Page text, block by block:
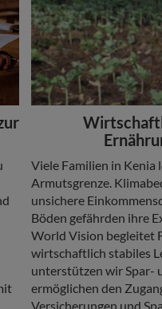
Headline
Copy
Viele Familien in Kenia
Armutsgrenze.
unsichere
Böden gefährden ihre
World Vision begleitet
wirtschaftlich stabiles
unterstützen wir Spar-
ermöglichen den
Versicherungen und